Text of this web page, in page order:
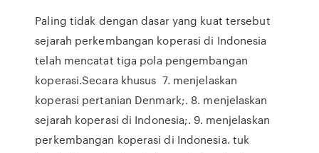
Paling tidak dengan dasar yang kuat tersebut
sejarah perkembangan koperasi di Indonesia
telah mencatat tiga pola pengembangan
koperasi.Secara khusus 7. menjelaskan
koperasi pertanian Denmark;. 8. menjelaskan
sejarah koperasi di Indonesia;. 9. menjelaskan
perkembangan koperasi di Indonesia. tuk